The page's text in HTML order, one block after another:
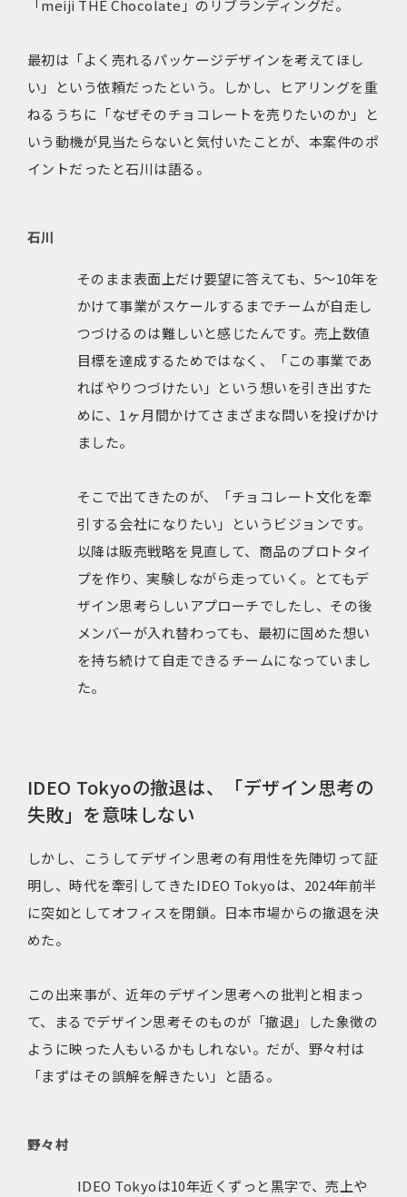
「meiji THE Chocolate」のリブランディングだ。
最初は「よく売れるパッケージデザインを考えてほし
い」という依頼だったという。しかし、ヒアリングを重
ねるうちに「なぜそのチョコレートを売りたいのか」と
いう動機が見当たらないと気付いたことが、本案件のポ
イントだったと石川は語る。
石川
そのまま表面上だけ要望に答えても、5〜10年を
かけて事業がスケールするまでチームが自走し
つづけるのは難しいと感じたんです。売上数値
目標を達成するためではなく、「この事業であ
ればやりつづけたい」という想いを引き出すた
めに、1ヶ月間かけてさまざまな問いを投げかけ
ました。
そこで出てきたのが、「チョコレート文化を牽
引する会社になりたい」というビジョンです。
以降は販売戦略を見直して、商品のプロトタイ
プを作り、実験しながら走っていく。とてもデ
ザイン思考らしいアプローチでしたし、その後
メンバーが入れ替わっても、最初に固めた想い
を持ち続けて自走できるチームになっていまし
た。
IDEO Tokyoの撤退は、「デザイン思考の
失敗」を意味しない
しかし、こうしてデザイン思考の有用性を先陣切って証
明し、時代を牽引してきたIDEO Tokyoは、2024年前半
に突如としてオフィスを閉鎖。日本市場からの撤退を決
めた。
この出来事が、近年のデザイン思考への批判と相まっ
て、まるでデザイン思考そのものが「撤退」した象徴の
ように映った人もいるかもしれない。だが、野々村は
「まずはその誤解を解きたい」と語る。
野々村
IDEO Tokyoは10年近くずっと黒字で、売上や